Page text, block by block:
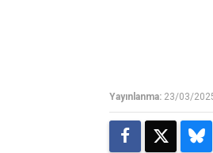
Yayınlanma: 23/03/